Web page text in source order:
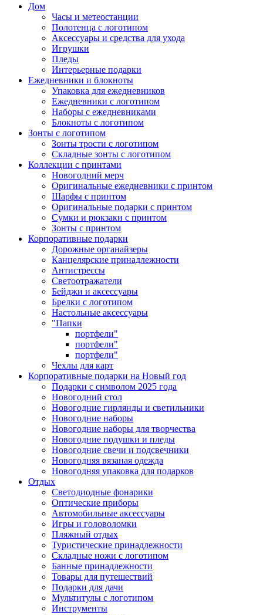
Дом
Часы и метеостанции
Полотенца с логотипом
Аксессуары и средства для ухода
Игрушки
Пледы
Интерьерные подарки
Ежедневники и блокноты
Упаковка для ежедневников
Ежедневники с логотипом
Наборы с ежедневниками
Блокноты с логотипом
Зонты с логотипом
Зонты трости с логотипом
Складные зонты с логотипом
Коллекции с принтами
Новогодний мерч
Оригинальные ежедневники с принтом
Шарфы с принтом
Оригинальные подарки с принтом
Сумки и рюкзаки с принтом
Зонты с принтом
Корпоративные подарки
Дорожные органайзеры
Канцелярские принадлежности
Антистрессы
Светоотражатели
Бейджи и аксессуары
Брелки с логотипом
Настольные аксессуары
"Папки
портфели"
портфели"
портфели"
Чехлы для карт
Корпоративные подарки на Новый год
Подарки с символом 2025 года
Новогодний стол
Новогодние гирлянды и светильники
Новогодние наборы
Новогодние наборы для творчества
Новогодние подушки и пледы
Новогодние свечи и подсвечники
Новогодняя вязаная одежда
Новогодняя упаковка для подарков
Отдых
Светодиодные фонарики
Оптические приборы
Автомобильные аксессуары
Игры и головоломки
Пляжный отдых
Туристические принадлежности
Складные ножи с логотипом
Банные принадлежности
Товары для путешествий
Подарки для дачи
Мультитулы с логотипом
Инструменты